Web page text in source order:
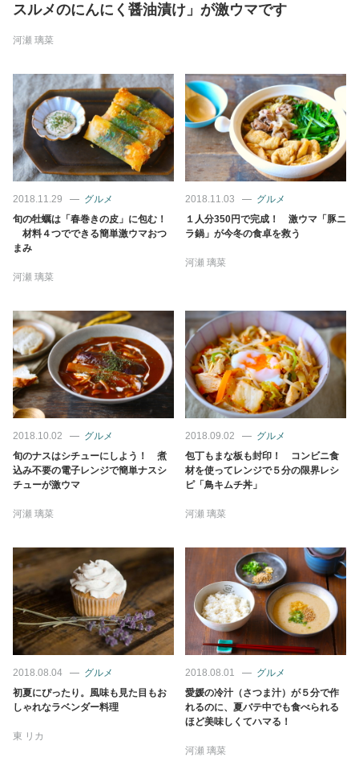
占い
性と愛
ゲーム
スルメのにんにく醤油漬け」が激ウマです
河瀬 璃菜
2018.11.29
グルメ
旬の牡蠣は「春巻きの皮」に包む！
材料４つでできる簡単激ウマおつ
まみ
河瀬 璃菜
2018.11.03
グルメ
１人分350円で完成！ 激ウマ「豚ニ
ラ鍋」が今冬の食卓を救う
河瀬 璃菜
2018.10.02
グルメ
旬のナスはシチューにしよう！ 煮
込み不要の電子レンジで簡単ナスシ
チューが激ウマ
河瀬 璃菜
2018.09.02
グルメ
包丁もまな板も封印！ コンビニ食
材を使ってレンジで５分の限界レシ
ピ「鳥キムチ丼」
河瀬 璃菜
2018.08.04
グルメ
初夏にぴったり。風味も見た目もお
しゃれなラベンダー料理
東 リカ
2018.08.01
グルメ
愛媛の冷汁（さつま汁）が５分で作
れるのに、夏バテ中でも食べられる
ほど美味しくてハマる！
河瀬 璃菜